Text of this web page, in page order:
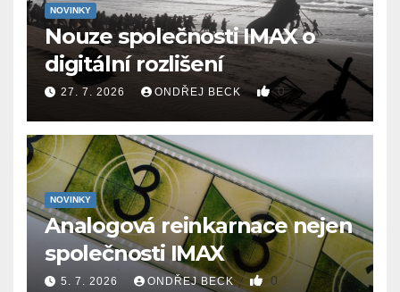
NOVINKY
Nouze společnosti IMAX o
digitální rozlišení
27. 7. 2026 ONDŘEJ BECK 0
NOVINKY
Analogová reinkarnace nejen
společnosti IMAX
5. 7. 2026 ONDŘEJ BECK 0